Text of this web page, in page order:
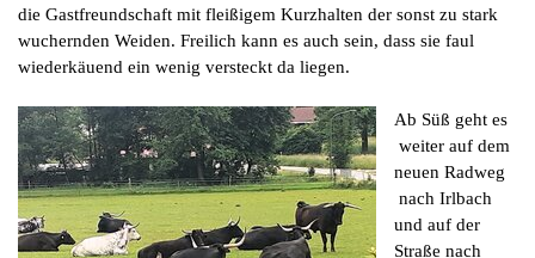
die Gastfreundschaft mit fleißigem Kurzhalten der sonst zu stark
wuchernden Weiden. Freilich kann es auch sein, dass sie faul
wiederkäuend ein wenig versteckt da liegen.
Ab Süß geht es
weiter auf dem
neuen Radweg
nach Irlbach
und auf der
Straße nach